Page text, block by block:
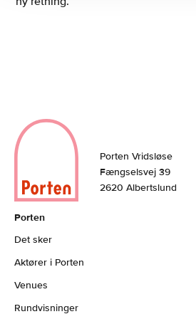
Porten Vridsløse
Fængselsvej 39
2620 Albertslund
Porten
Det sker
Aktører i Porten
Venues
Rundvisninger